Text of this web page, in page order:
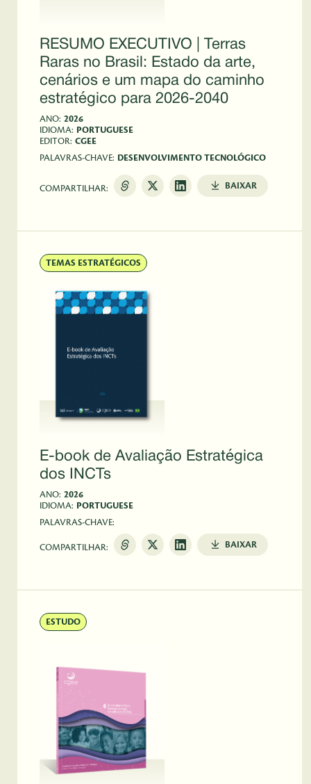
RESUMO EXECUTIVO | Terras
Raras no Brasil: Estado da arte,
cenários e um mapa do caminho
estratégico para 2026-2040
ANO: 2026
IDIOMA: PORTUGUESE
EDITOR: CGEE
PALAVRAS-CHAVE: DESENVOLVIMENTO TECNOLÓGICO
COMPARTILHAR: BAIXAR
TEMAS ESTRATÉGICOS
E-book de Avaliação Estratégica
dos INCTs
ANO: 2026
IDIOMA: PORTUGUESE
PALAVRAS-CHAVE:
COMPARTILHAR: BAIXAR
ESTUDO